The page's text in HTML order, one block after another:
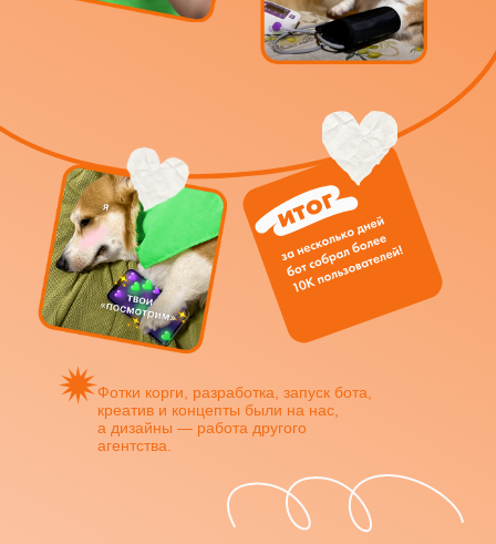
Фотки корги, разработка, запуск бота,
креатив и концепты были на нас,
а дизайны — работа другого
агентства.